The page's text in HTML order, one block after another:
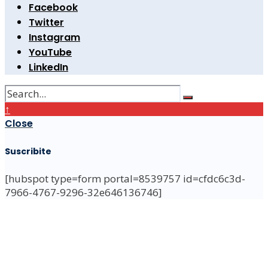
Facebook
Twitter
Instagram
YouTube
LinkedIn
↑
Close
Suscribite
[hubspot type=form portal=8539757 id=cfdc6c3d-
7966-4767-9296-32e646136746]